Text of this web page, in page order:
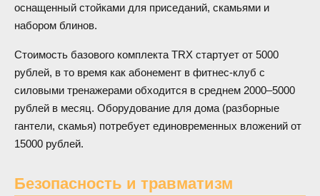
оснащенный стойками для приседаний, скамьями и
набором блинов.
Стоимость базового комплекта TRX стартует от 5000
рублей, в то время как абонемент в фитнес-клуб с
силовыми тренажерами обходится в среднем 2000–5000
рублей в месяц. Оборудование для дома (разборные
гантели, скамья) потребует единовременных вложений от
15000 рублей.
Безопасность и травматизм